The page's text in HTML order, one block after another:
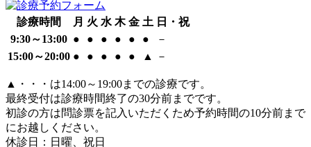
診療時間 月 火 水 木 金 土 日・祝
9:30～13:00 ● ● ● ● ● ●
－
15:00～20:00 ● ● ● ● ● ▲ －
▲
・・・は14:00～19:00までの診療です。
最終受付は診療時間終了の30分前までです。
初診の方は問診票を記入いただくため予約時間の10分前まで
にお越しください。
休診日：日曜、祝日